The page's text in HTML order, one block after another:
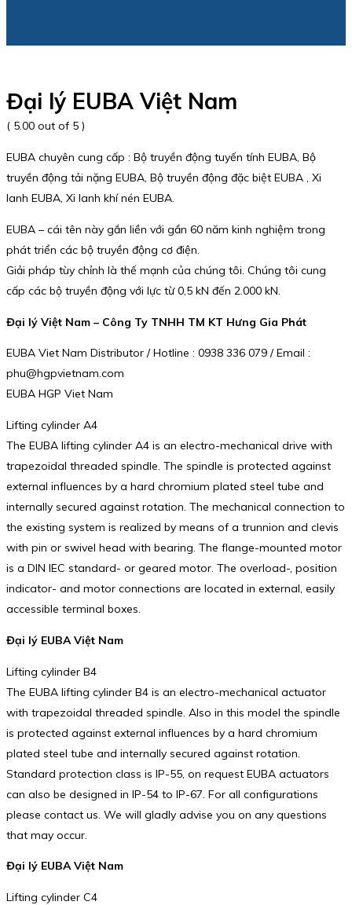
Đại lý EUBA Việt Nam
( 5.00 out of 5 )
EUBA chuyên cung cấp : Bộ truyền động tuyến tính EUBA, Bộ
truyền động tải nặng EUBA, Bộ truyền động đặc biệt EUBA , Xi
lanh EUBA, Xi lanh khí nén EUBA.
EUBA – cái tên này gắn liền với gần 60 năm kinh nghiệm trong
phát triển các bộ truyền động cơ điện.
Giải pháp tùy chỉnh là thế mạnh của chúng tôi. Chúng tôi cung
cấp các bộ truyền động với lực từ 0,5 kN đến 2.000 kN.
Đại lý Việt Nam – Công Ty TNHH TM KT Hưng Gia Phát
EUBA Viet Nam Distributor / Hotline : 0938 336 079 / Email :
phu@hgpvietnam.com
EUBA HGP Viet Nam
Lifting cylinder A4
The EUBA lifting cylinder A4 is an electro-mechanical drive with
trapezoidal threaded spindle. The spindle is protected against
external influences by a hard chromium plated steel tube and
internally secured against rotation. The mechanical connection to
the existing system is realized by means of a trunnion and clevis
with pin or swivel head with bearing. The flange-mounted motor
is a DIN IEC standard- or geared motor. The overload-, position
indicator- and motor connections are located in external, easily
accessible terminal boxes.
Đại lý EUBA Việt Nam
Lifting cylinder B4
The EUBA lifting cylinder B4 is an electro-mechanical actuator
with trapezoidal threaded spindle. Also in this model the spindle
is protected against external influences by a hard chromium
plated steel tube and internally secured against rotation.
Standard protection class is IP-55, on request EUBA actuators
can also be designed in IP-54 to IP-67. For all configurations
please contact us. We will gladly advise you on any questions
that may occur.
Đại lý EUBA Việt Nam
Lifting cylinder C4